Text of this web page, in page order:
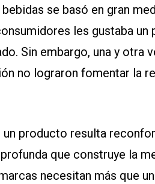
se basó en gran
les gustaba un
Sin embargo, una y otra
no lograron fomentar la
producto resulta
que construye la
necesitan más que